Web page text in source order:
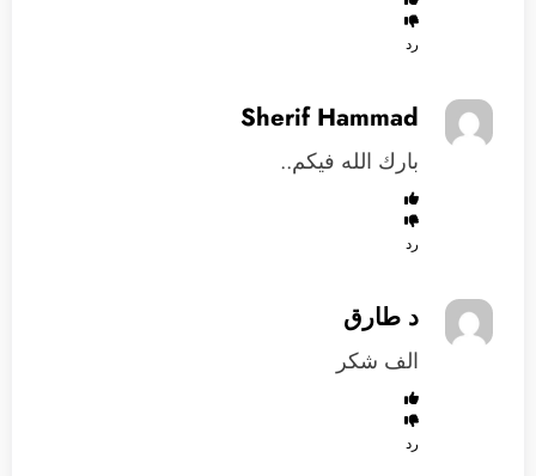
رد
Sherif Hammad
بارك الله فيكم..
رد
د طارق
الف شكر
رد